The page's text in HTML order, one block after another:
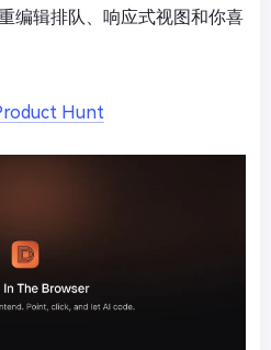
编辑排队、响应式视图和你喜
Hunt